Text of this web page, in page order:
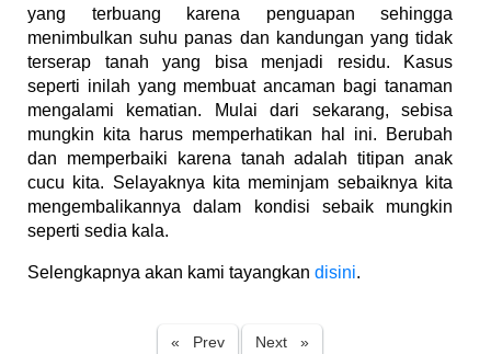
yang terbuang karena penguapan sehingga
menimbulkan suhu panas dan kandungan yang tidak
terserap tanah yang bisa menjadi residu. Kasus
seperti inilah yang membuat ancaman bagi tanaman
mengalami kematian. Mulai dari sekarang, sebisa
mungkin kita harus memperhatikan hal ini. Berubah
dan memperbaiki karena tanah adalah titipan anak
cucu kita. Selayaknya kita meminjam sebaiknya kita
mengembalikannya dalam kondisi sebaik mungkin
seperti sedia kala.
Selengkapnya akan kami tayangkan disini.
« PrevPreviousNext »Next